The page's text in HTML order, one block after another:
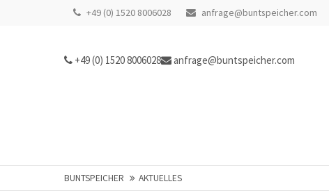
+49 (0) 1520 8006028 anfrage@buntspeicher.com
+49 (0) 1520 8006028 anfrage@buntspeicher.com
BUNTSPEICHER AKTUELLES